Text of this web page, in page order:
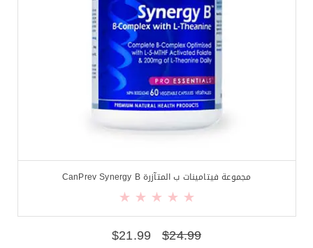
مجموعة فيتامينات ب المتآزرة CanPrev Synergy B
$24.99
$21.99